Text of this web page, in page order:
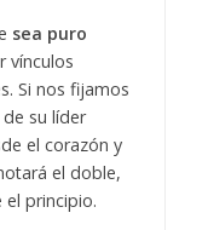
sea puro
vínculos
Si nos fijamos
de su líder
el corazón y
el doble,
principio.